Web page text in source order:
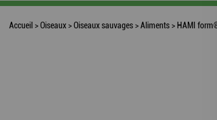
Accueil >Oiseaux>Oiseaux sauvages>Aliments> HAMI